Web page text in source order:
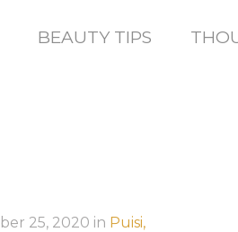
BEAUTY TIPS
25, 2020 in Puisi,